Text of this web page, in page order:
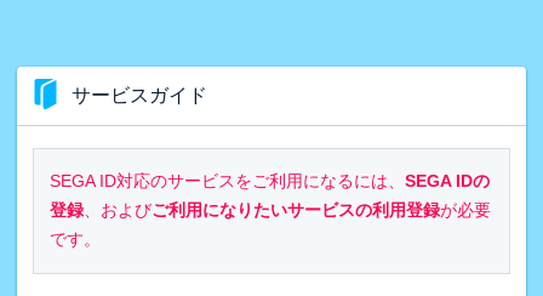
サービスガイド
SEGA ID対応のサービスをご利用になるには、SEGA IDの
登録 、およびご利用になりたいサービスの利用登録が必要
です。